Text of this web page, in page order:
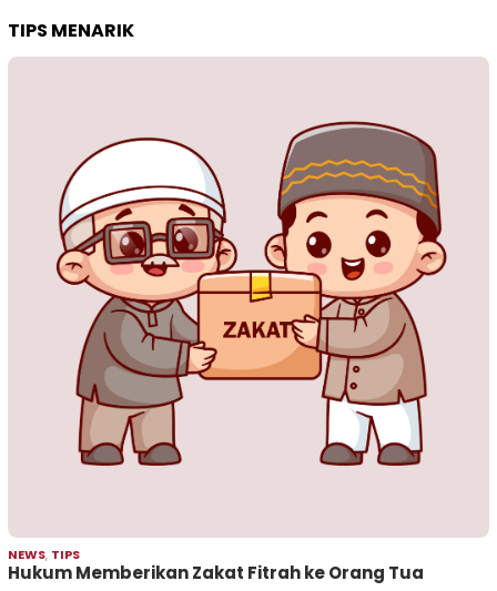
TIPS MENARIK
NEWS, TIPS
Hukum Memberikan Zakat Fitrah ke Orang Tua